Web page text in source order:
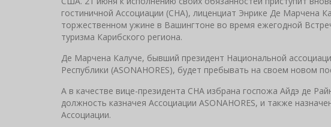
гостиничной Ассоциации (CHA), лиценциат Энрике Де Марчена
торжественном ужине в Вашингтоне во время ежегодной
туризма Карибского региона.
Де Марчена Калуче, бывший президент Национальной
Республики (ASONAHORES), будет пребывать на своем новом
А в качестве вице-президента CHA избрана госпожа Айдэ де
должность казначея Ассоциации ASONAHORES, и также
Ассоциации.